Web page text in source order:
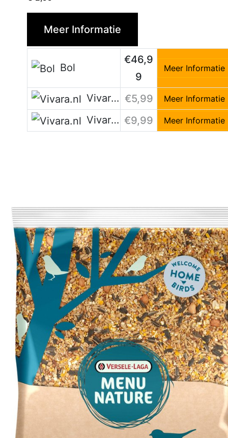
Meer Informatie
Bol
€46,9
9
Meer Informatie
Vivara.nl €5,99 Meer Informatie
Vivara.nl €9,99 Meer Informatie